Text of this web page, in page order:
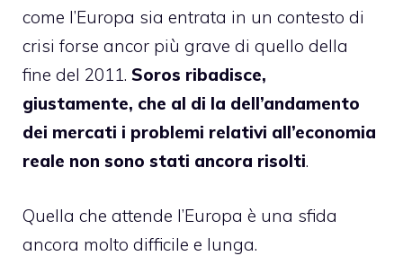
come l’Europa sia entrata in un contesto di
crisi forse ancor più grave di quello della
fine del 2011. Soros ribadisce,
giustamente, che al di la dell’andamento
dei mercati i problemi relativi all’economia
reale non sono stati ancora risolti.
Quella che attende l’Europa è una sfida
ancora molto difficile e lunga.